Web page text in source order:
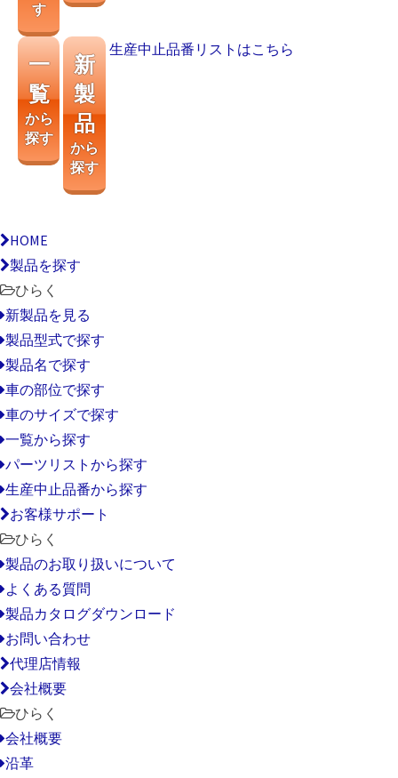
す
一
覧
から
探す
新
製
品
から
探す
生産中止品番リストはこちら
HOME
製品を探す
ひらく
新製品を見る
製品型式で探す
製品名で探す
車の部位で探す
車のサイズで探す
一覧から探す
パーツリストから探す
生産中止品番から探す
お客様サポート
ひらく
製品のお取り扱いについて
よくある質問
製品カタログダウンロード
お問い合わせ
代理店情報
会社概要
ひらく
会社概要
沿革